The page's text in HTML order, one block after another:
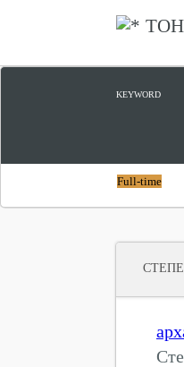
KEYWORD
Full-time